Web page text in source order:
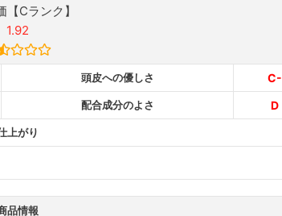
【Cランク】
1.92
頭皮への優しさ C-
配合成分のよさ D
上がり
品情報